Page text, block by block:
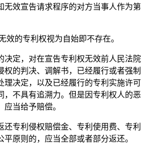
无效宣告请求程序的对方当事人作为第
效的专利权视为自始即不存在。
决定，对在宣告专利权无效前人民法院
权的判决、调解书，已经履行或者强制
理决定，以及已经履行的专利实施许可
，不具有追溯力。但是因专利权人的恶
当给予赔偿。
还专利侵权赔偿金、专利使用费、专利
原则的，应当全部或者部分返还。